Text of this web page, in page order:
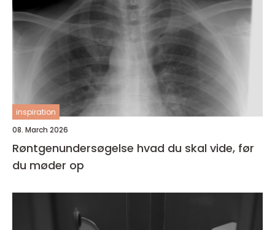
inspiration
08. March 2026
Røntgenundersøgelse hvad du skal vide, før
du møder op